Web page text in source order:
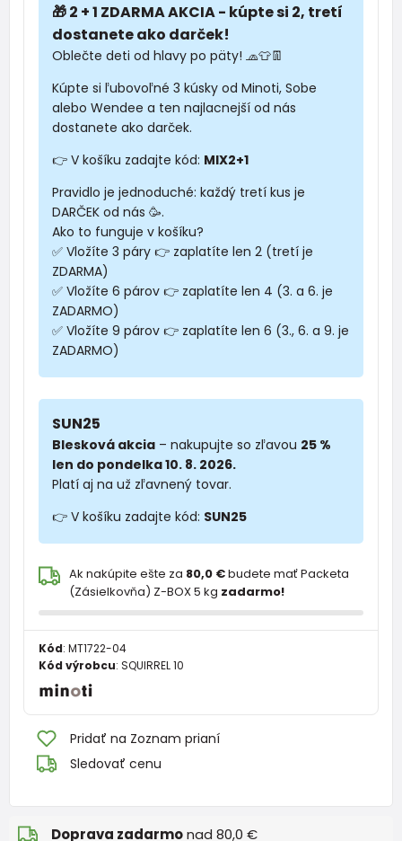
🎁 2 + 1 ZDARMA AKCIA - kúpte si 2, tretí
dostanete ako darček!
Oblečte deti od hlavy po päty! 🧢👕👖
Kúpte si ľubovoľné 3 kúsky od Minoti, Sobe
alebo Wendee a ten najlacnejší od nás
dostanete ako darček.
👉 V košíku zadajte kód: MIX2+1
Pravidlo je jednoduché: každý tretí kus je
DARČEK od nás 🥳.
Ako to funguje v košíku?
✅ Vložíte 3 páry 👉 zaplatíte len 2 (tretí je
ZDARMA)
✅ Vložíte 6 párov 👉 zaplatíte len 4 (3. a 6. je
ZADARMO)
✅ Vložíte 9 párov 👉 zaplatíte len 6 (3., 6. a 9. je
ZADARMO)
SUN25
Blesková akcia – nakupujte so zľavou 25 %
len do pondelka 10. 8. 2026.
Platí aj na už zľavnený tovar.
👉 V košíku zadajte kód: SUN25
Ak nakúpite ešte za 80,0 €budete mať Packeta
(Zásielkovňa) Z-BOX 5 kg zadarmo!
Kód: MT1722-04
Kód výrobcu: SQUIRREL 10
Pridať na Zoznam prianí
Sledovať cenu
Doprava zadarmonad 80,0 €